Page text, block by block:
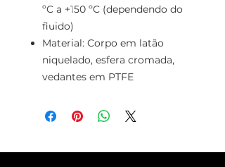
ºC a +150 ºC (dependendo do
fluido)
Material: Corpo em latão
niquelado, esfera cromada,
vedantes em PTFE